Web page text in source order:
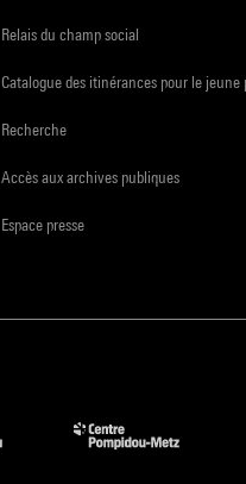
Relais du champ social
Catalogue des itinérances pour le jeune
Recherche
Accès aux archives publiques
Espace presse